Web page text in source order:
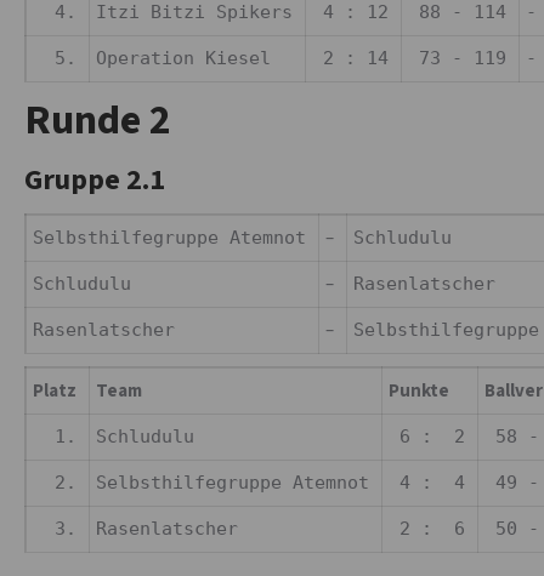
4. Itzi Bitzi Spikers 4 : 12 88 - 114 -
5. Operation Kiesel 2 : 14 73 - 119 -
Runde 2
Gruppe 2.1
Selbsthilfegruppe Atemnot – Schludulu
Schludulu – Rasenlatscher
Rasenlatscher –
Platz Team Punkte
1. Schludulu 6 : 2 58
2. Selbsthilfegruppe Atemnot 4 : 4 49
3. Rasenlatscher 2 : 6 50